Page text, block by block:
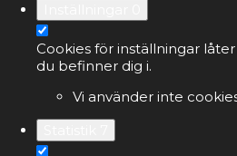
Cookies för inställningar
du befinner dig i.
Vi använder inte